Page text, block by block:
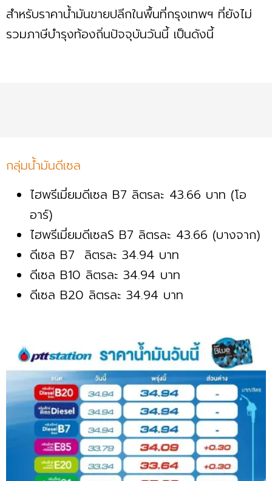
สำหรับราคาน้ำมันขายปลีกในพื้นที่กรุงเทพฯ ที่ยังไม่
รวมภาษีบำรุงท้องถิ่นปัจจุบันวันนี้ เป็นดังนี้
กลุ่มน้ำมันดีเซล
ไฮพรีเมี่ยมดีเซล B7 ลิตรละ 43.66 บาท (โอ
อาร์)
ไฮพรีเมี่ยมดีเซลS B7 ลิตรละ 43.66 (บางจาก)
ดีเซล B7 ลิตรละ 34.94 บาท
ดีเซล B10 ลิตรละ 34.94 บาท
ดีเซล B20 ลิตรละ 34.94 บาท